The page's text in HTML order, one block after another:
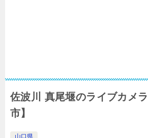
佐波川 真尾堰のライブカメ
市】
山口県